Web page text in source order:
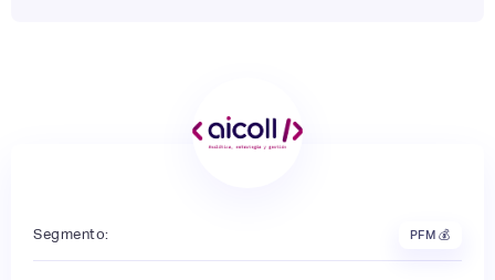
Segmento: PFM 💰